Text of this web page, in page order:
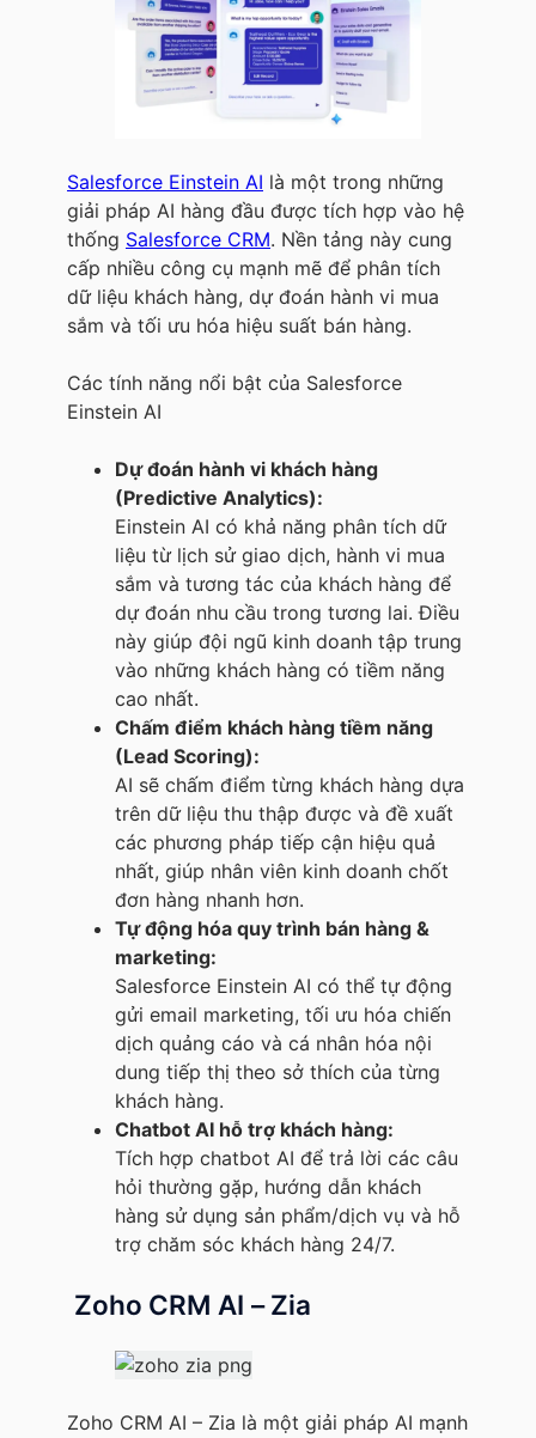
Salesforce Einstein AI là một trong những
giải pháp AI hàng đầu được tích hợp vào hệ
thống Salesforce CRM. Nền tảng này cung
cấp nhiều công cụ mạnh mẽ để phân tích
dữ liệu khách hàng, dự đoán hành vi mua
sắm và tối ưu hóa hiệu suất bán hàng.
Các tính năng nổi bật của Salesforce
Einstein AI
Dự đoán hành vi khách hàng
(Predictive Analytics):
Einstein AI có khả năng phân tích dữ
liệu từ lịch sử giao dịch, hành vi mua
sắm và tương tác của khách hàng để
dự đoán nhu cầu trong tương lai. Điều
này giúp đội ngũ kinh doanh tập trung
vào những khách hàng có tiềm năng
cao nhất.
Chấm điểm khách hàng tiềm năng
(Lead Scoring):
AI sẽ chấm điểm từng khách hàng dựa
trên dữ liệu thu thập được và đề xuất
các phương pháp tiếp cận hiệu quả
nhất, giúp nhân viên kinh doanh chốt
đơn hàng nhanh hơn.
Tự động hóa quy trình bán hàng &
marketing:
Salesforce Einstein AI có thể tự động
gửi email marketing, tối ưu hóa chiến
dịch quảng cáo và cá nhân hóa nội
dung tiếp thị theo sở thích của từng
khách hàng.
Chatbot AI hỗ trợ khách hàng:
Tích hợp chatbot AI để trả lời các câu
hỏi thường gặp, hướng dẫn khách
hàng sử dụng sản phẩm/dịch vụ và hỗ
trợ chăm sóc khách hàng 24/7.
Zoho CRM AI – Zia
Zoho CRM AI – Zia là một giải pháp AI mạnh